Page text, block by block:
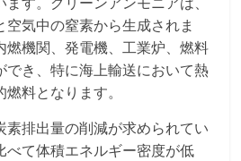
気中の窒素から生成されま
燃機関、発電機、工業炉、燃料
でき、特に海上輸送において熱
料となります。
素排出量の削減が求められてい
べて体積エネルギー密度が低